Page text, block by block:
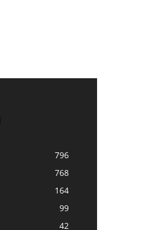
796
768
164
99
42